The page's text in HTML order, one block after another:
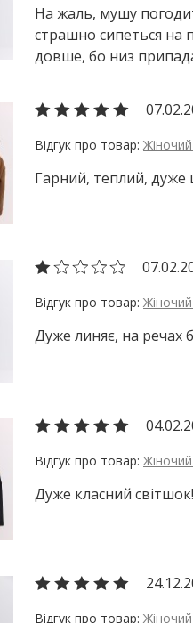
На жаль, мушу
страшно сипеться на
довше, бо низ
Гарний, теплий, дуже
Дуже линяє, на речах
Дуже класний